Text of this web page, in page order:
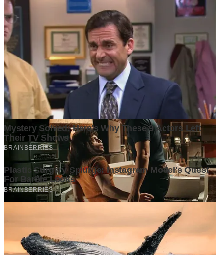
Mengapa Produksi Kendaraan Listrik Menjadi Kepentingan
Strategis Nasional Indonesia
1 month ago